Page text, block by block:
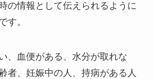
の情報として伝えられるように
す。
、血便がある、水分が取れな
者、妊娠中の人、持病がある人